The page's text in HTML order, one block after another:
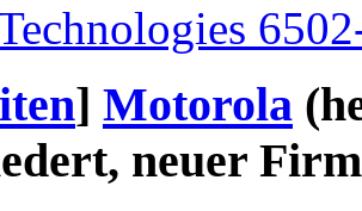
] Motorola
neuer